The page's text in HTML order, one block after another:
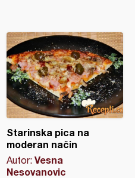
Starinska pica na
moderan način
Autor: Vesna
Nesovanovic